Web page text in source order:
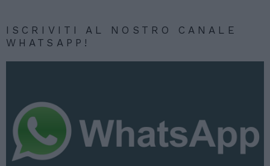
ISCRIVITI AL NOSTRO CANALE
WHATSAPP!